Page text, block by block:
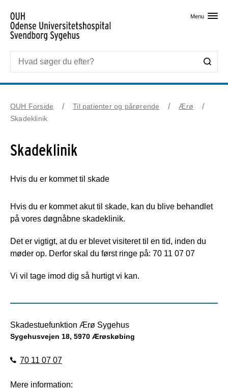
Menu
OUH Forside Til patienter og pårørende
Ærø
Skadeklinik
Skadeklinik
Hvis du er kommet til skade
Hvis du er kommet akut til skade, kan du blive behandlet
på vores døgnåbne skadeklinik.
Det er vigtigt, at du er blevet visiteret til en tid, inden du
møder op. Derfor skal du først ringe på: 70 11 07 07
Vi vil tage imod dig så hurtigt vi kan.
Skadestuefunktion Ærø Sygehus
Sygehusvejen 18, 5970 Ærøskøbing
70 11 07 07
Mere information: